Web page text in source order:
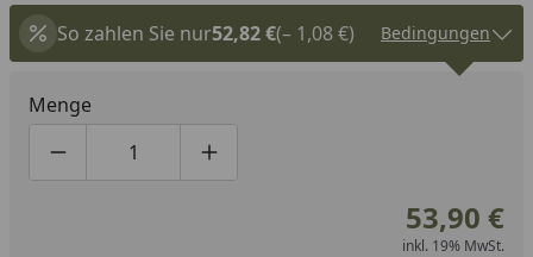
So zahlen Sie nur52,82 €(– 1,08 €) Bedingungen
Menge
Produktmenge um eins verringern
Produktmenge manuell eingeben
Produktmenge um eins erhöhen
53,90 €
inkl. 19% MwSt.